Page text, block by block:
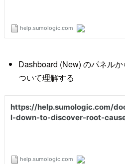
Dashboard (New) のパネル
ついて理解する